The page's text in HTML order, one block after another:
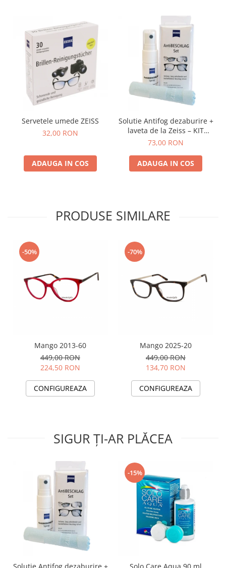
Servetele umede ZEISS
32,00 RON
ADAUGA IN COS
Solutie Antifog dezaburire +
laveta de la Zeiss – KIT
COMPLET
73,00 RON
ADAUGA IN COS
PRODUSE SIMILARE
-50%
Mango 2013-60
449,00 RON
224,50 RON
CONFIGUREAZA
-70%
Mango 2025-20
449,00 RON
134,70 RON
CONFIGUREAZA
SIGUR ȚI-AR PLĂCEA
-15%